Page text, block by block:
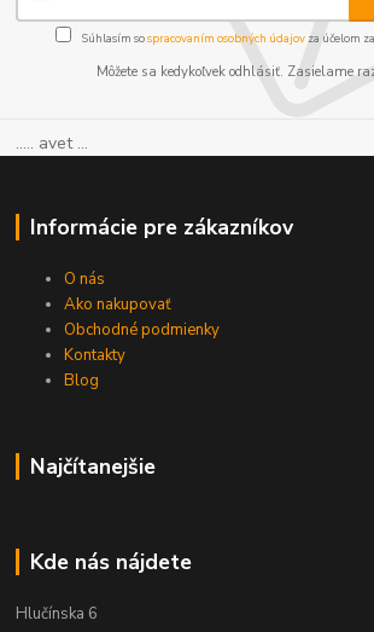
Súhlasím sospracovaním osobných údajov za účelom
Môžete sa kedykoľvek odhlásiť. Zasielame
..... avet ...
Informácie pre zákazníkov
O nás
Ako nakupovať
Obchodné podmienky
Kontakty
Blog
Najčítanejšie
Kde nás nájdete
Hlučínska 6